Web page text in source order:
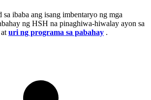
sa ibaba ang isang imbentaryo ng mga
ng HSH na pinaghiwa-hiwalay ayon sa
at uri ng programa sa pabahay .